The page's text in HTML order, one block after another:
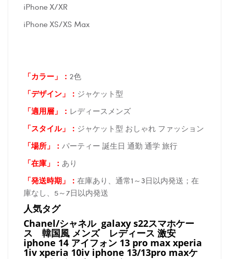
iPhone X/XR
iPhone XS/XS Max
「カラー」： 2色
「デザイン」
： ジャケット型
「適用層」： レディースメンズ
「スタイル」： ジャケット型 おしゃれ ファッション
「場所 」： パーティー 誕生日 通勤 通学 旅行
「在庫 」： あり
「発送時期 」： 在庫あり、通常1～3日以内発送；在
庫なし、5～7日以内発送
人気タグ
Chanel/シャネル galaxy s22スマホケー
ス 韓国風 メンズ レディース 激安
iphone 14 アイフォン 13 pro max xperia
1iv xperia 10iv iphone 13/13pro maxケ